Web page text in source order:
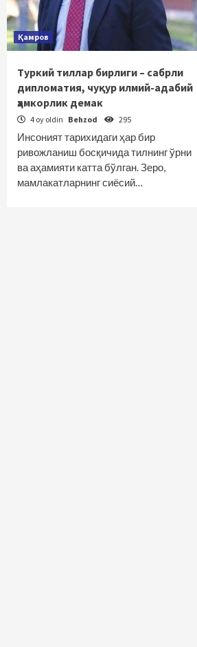
Қамров
Туркий тиллар бирлиги – сабрли
дипломатия, чуқур илмий-адабий
ҳамкорлик демак
4 oy oldin Behzod 295
Инсоният тарихидаги ҳар бир
ривожланиш босқичида тилнинг ўрни
ва аҳамияти катта бўлган. Зеро,
мамлакатларнинг сиёсий…